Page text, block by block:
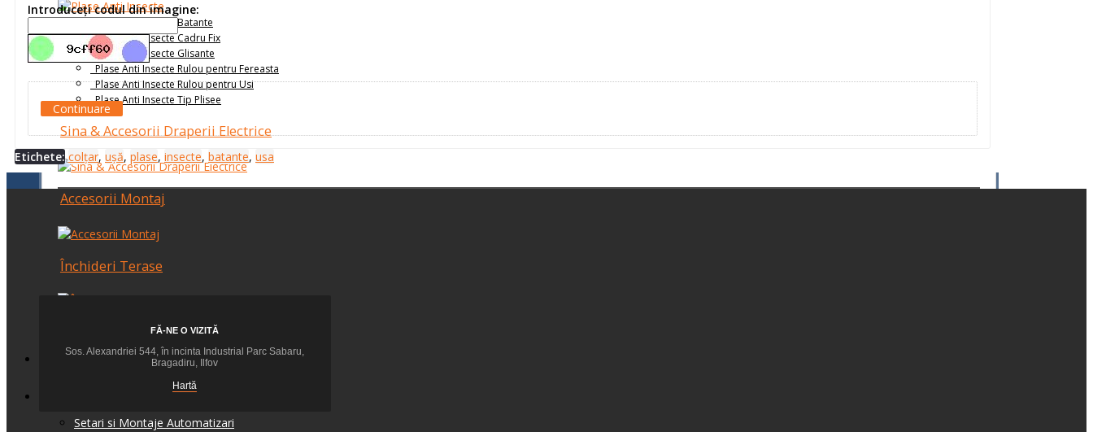
Plase Anti Insecte Batante
Plase Anti Insecte Cadru Fix
Plase Anti Insecte Glisante
Plase Anti Insecte Rulou pentru Fereasta
Plase Anti Insecte Rulou pentru Usi
Plase Anti Insecte Tip Plisee
Sina & Accesorii Draperii Electrice
Accesorii Montaj
Închideri Terase
+
Setari si Montaje Automatizari
Introduceţi codul din imagine:
Continuare
Etichete: colțar, ușă, plase, insecte, batante, usa
FĂ-NE O VIZITĂ
Sos. Alexandriei 544, în incinta Industrial Parc Sabaru,
Bragadiru, Ilfov
Hartă